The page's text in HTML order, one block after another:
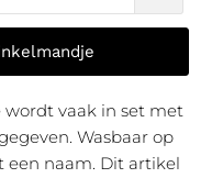
vaak in set met
Wasbaar op
een naam. Dit artikel